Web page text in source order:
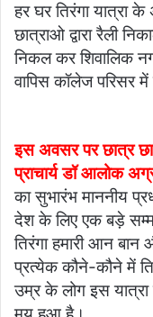
हर घर तिरंगा यात्रा के
छात्राओ द्वारा रैली
निकल कर शिवालिक
वापिस कॉलेज परिसर
इस अवसर पर छात्र
प्राचार्य डॉ आलोक
का सुभारंभ माननीय
देश के लिए एक बड़े
तिरंगा हमारी आन
प्रत्येक कौने-कौने में
उम्र के लोग इस